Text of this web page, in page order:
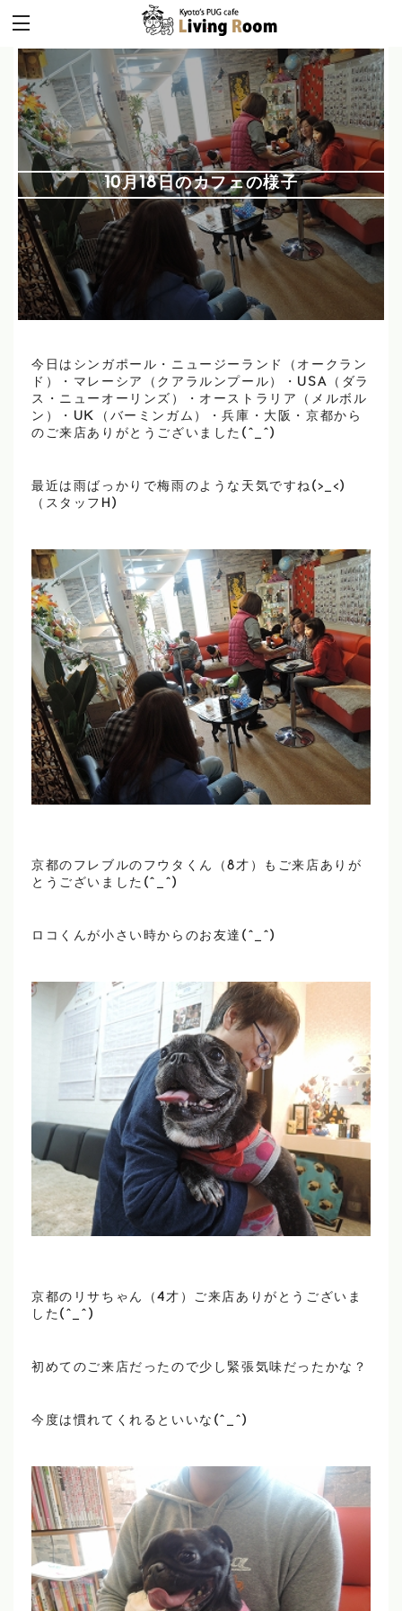
10月18日のカフェの様子
今日はシンガポール・ニュージーランド（オークラン
ド）・マレーシア（クアラルンプール）・USA（ダラ
ス・ニューオーリンズ）・オーストラリア（メルボル
ン）・UK（バーミンガム）・兵庫・大阪・京都から
のご来店ありがとうございました(^_^)
最近は雨ばっかりで梅雨のような天気ですね(>_<)
（スタッフH)
京都のフレブルのフウタくん（8才）もご来店ありが
とうございました(^_^)
ロコくんが小さい時からのお友達(^_^)
京都のリサちゃん（4才）ご来店ありがとうございま
した(^_^)
初めてのご来店だったので少し緊張気味だったかな？
今度は慣れてくれるといいな(^_^)